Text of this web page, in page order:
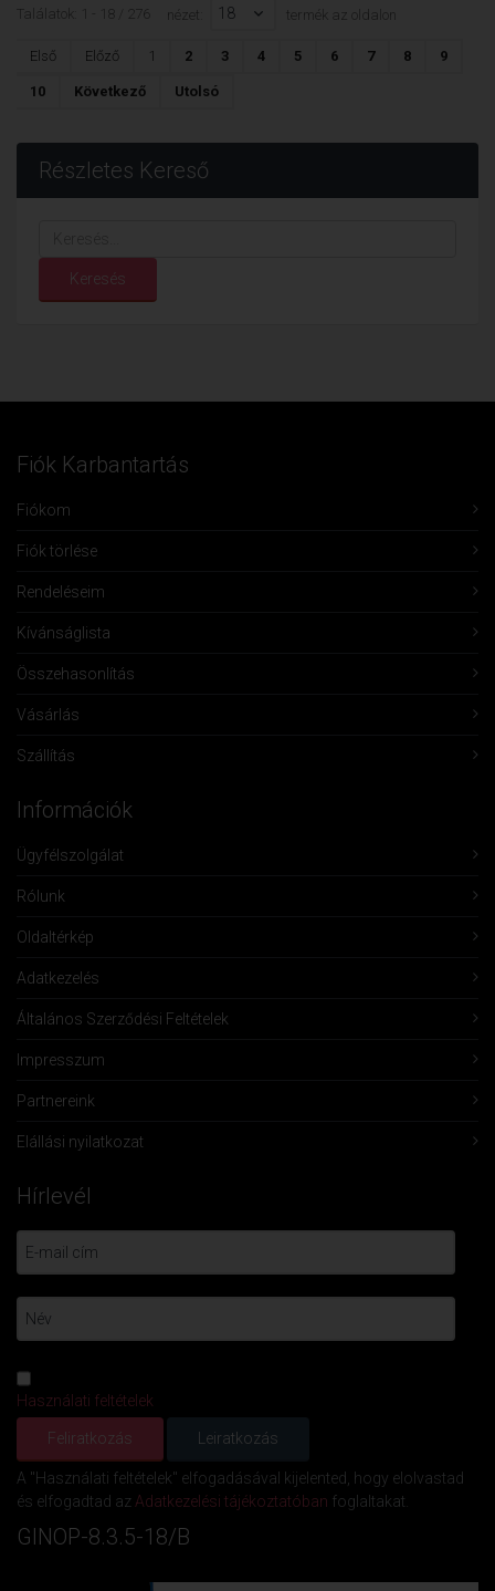
Találatok: 1 - 18 / 276 nézet: 18 termék az oldalon
Első Előző 1 2 3 4 5 6 7 8 9
10 Következő Utolsó
Részletes Kereső
Keresés
Fiók Karbantartás
Fiókom
Fiók törlése
Rendeléseim
Kívánságlista
Összehasonlítás
Vásárlás
Szállítás
Információk
Ügyfélszolgálat
Rólunk
Oldaltérkép
Adatkezelés
Általános Szerződési Feltételek
Impresszum
Partnereink
Elállási nyilatkozat
Hírlevél
Használati feltételek
A "Használati feltételek" elfogadásával kijelented, hogy elolvastad
és elfogadtad azAdatkezelési tájékoztatóban foglaltakat.
GINOP-8.3.5-18/B